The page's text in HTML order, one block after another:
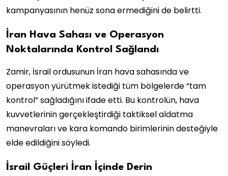
kampanyasının henüz sona ermediğini de belirtti.
İran Hava Sahası ve Operasyon
Noktalarında Kontrol Sağlandı
Zamir, İsrail ordusunun İran hava sahasında ve
operasyon yürütmek istediği tüm bölgelerde “tam
kontrol” sağladığını ifade etti. Bu kontrolün, hava
kuvvetlerinin gerçekleştirdiği taktiksel aldatma
manevraları ve kara komando birimlerinin desteğiyle
elde edildiğini söyledi.
İsrail Güçleri İran İçinde Derin